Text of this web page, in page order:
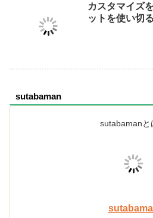
カスタマイズ
ットを使い切
sutabaman
sutabamanと